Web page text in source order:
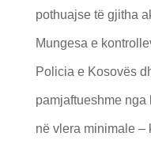
pothuajse të gjitha
Mungesa e
Policia e Kosovës
pamjaftueshme
në vlera minimale –